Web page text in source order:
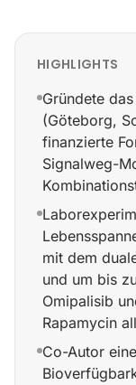
HIGHLIGHTS
Gründete
(Göteborg,
finanzierte
Signalweg-
mit dem
und um bis
Omipalisib
Rapamycin
Co-Autor